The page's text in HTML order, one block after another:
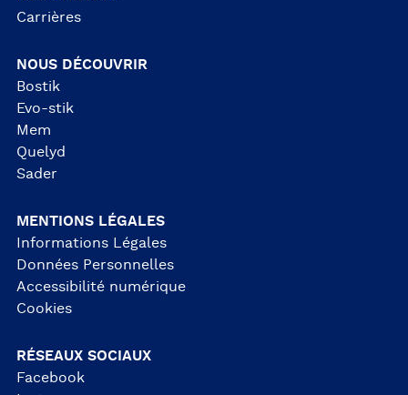
Carrières
NOUS DÉCOUVRIR
Bostik
Evo-stik
Mem
Quelyd
Sader
MENTIONS LÉGALES
Informations Légales
Données Personnelles
Accessibilité numérique
Cookies
RÉSEAUX SOCIAUX
Facebook